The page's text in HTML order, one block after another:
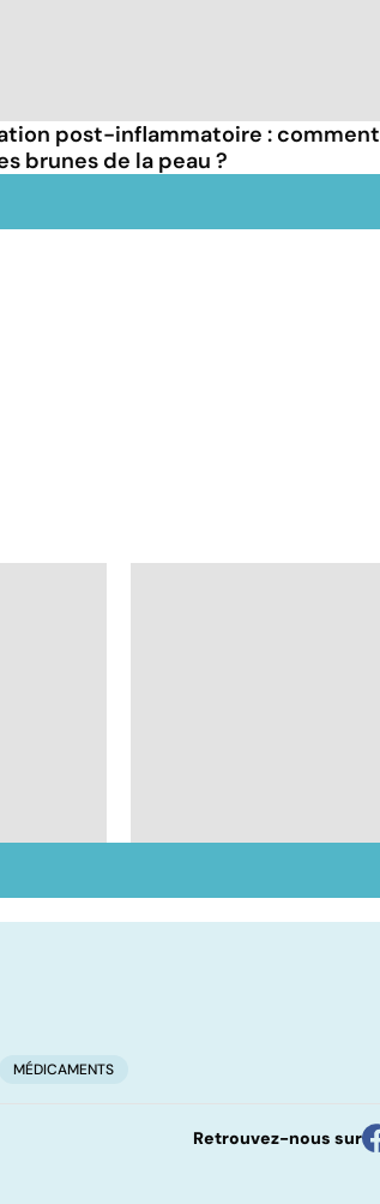
post-inflammatoire : comment
brunes de la peau ?
sanguin
MÉDICAMENTS
Retrouvez-nous sur